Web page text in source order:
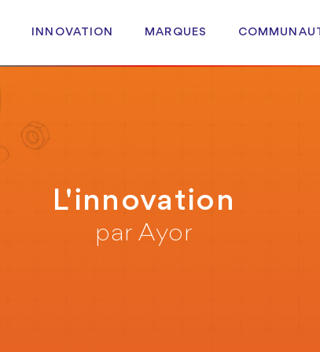
INNOVATION MARQUES
L'innovation
par Ayor